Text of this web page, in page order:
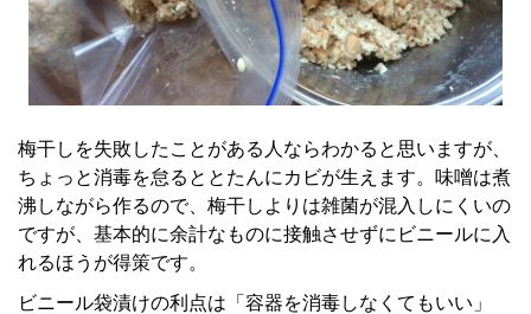
梅干しを失敗したことがある人ならわかると思いますが、
ちょっと消毒を怠るととたんにカビが生えます。味噌は煮
沸しながら作るので、梅干しよりは雑菌が混入しにくいの
ですが、基本的に余計なものに接触させずにビニールに入
れるほうが得策です。
ビニール袋漬けの利点は「容器を消毒しなくてもいい」